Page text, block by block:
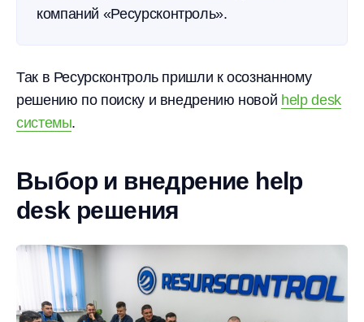
компаний «Ресурсконтроль».
Так в Ресурсконтроль пришли к осознанному
решению по поиску и внедрению новой help desk
системы.
Выбор и внедрение help
desk решения